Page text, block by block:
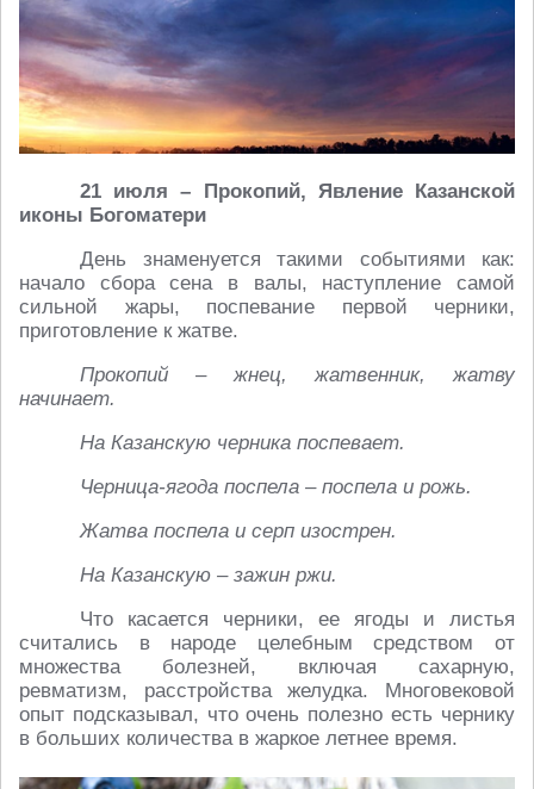
21 июля – Прокопий, Явление Казанской
иконы Богоматери
День знаменуется такими событиями как:
начало сбора сена в валы, наступление самой
сильной жары, поспевание первой черники,
приготовление к жатве.
Прокопий – жнец, жатвенник, жатву
начинает.
На Казанскую черника поспевает.
Черница-ягода поспела – поспела и рожь.
Жатва поспела и серп изострен.
На Казанскую – зажин ржи.
Что касается черники, ее ягоды и листья
считались в народе целебным средством от
множества болезней, включая сахарную,
ревматизм, расстройства желудка. Многовековой
опыт подсказывал, что очень полезно есть чернику
в больших количества в жаркое летнее время.